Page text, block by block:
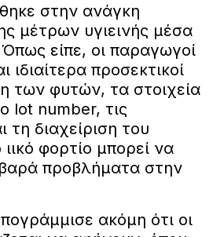
στην ανάγκη
μέτρων υγιεινής μέσα
είπε, οι παραγωγοί
ιδιαίτερα προσεκτικοί
των φυτών, τα στοιχεία
lot number, τις
τη διαχείριση του
φορτίο μπορεί να
προβλήματα στην
ακόμη ότι οι